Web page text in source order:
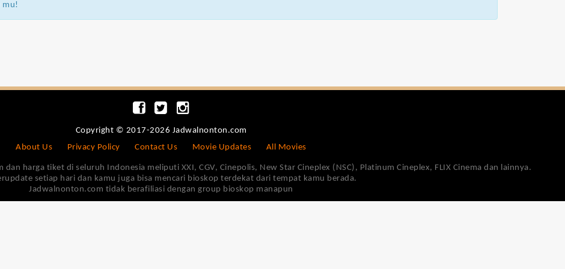
mu!
Copyright © 2017-2026 Jadwalnonton.com
About Us
Privacy Policy Contact Us Movie Updates All Movies
harga tiket di seluruh Indonesia meliputi XXI, CGV, Cinepolis, New Star Cineplex (NSC), Platinum Cineplex, FLIX Cinema dan lainnya.
setiap hari dan kamu juga bisa mencari bioskop terdekat dari tempat kamu berada.
Jadwalnonton.com tidak berafiliasi dengan group bioskop manapun